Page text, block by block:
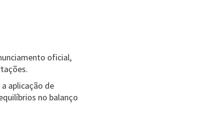
oficial,
aplicação de
no balanço